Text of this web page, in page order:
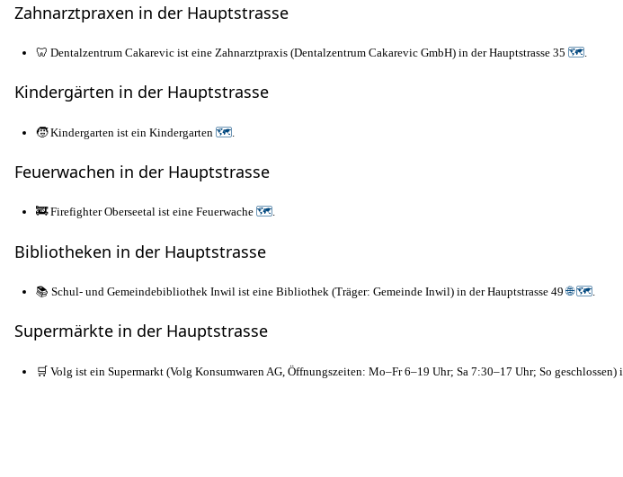
Zahnarztpraxen in der Hauptstrasse
🦷 Dentalzentrum Cakarevic ist eine Zahnarztpraxis (Dentalzentrum Cakarevic GmbH) in der Hauptstrasse 35 🗺.
Kindergärten in der Hauptstrasse
🧒 Kindergarten ist ein Kindergarten 🗺
Feuerwachen in der Hauptstrasse
🚒 Firefighter Oberseetal ist eine Feuerwache 🗺.
Bibliotheken in der Hauptstrasse
📚 Schul- und Gemeindebibliothek Inwil ist eine Bibliothek (Träger: Gemeinde Inwil) in der Hauptstrasse 49🌐 🗺.
Supermärkte in der Hauptstrasse
🛒 Volg ist ein Supermarkt (Volg Konsumwaren AG, Öffnungszeiten: Mo–Fr 6–19 Uhr; Sa 7:30–17 Uhr; So geschlossen)